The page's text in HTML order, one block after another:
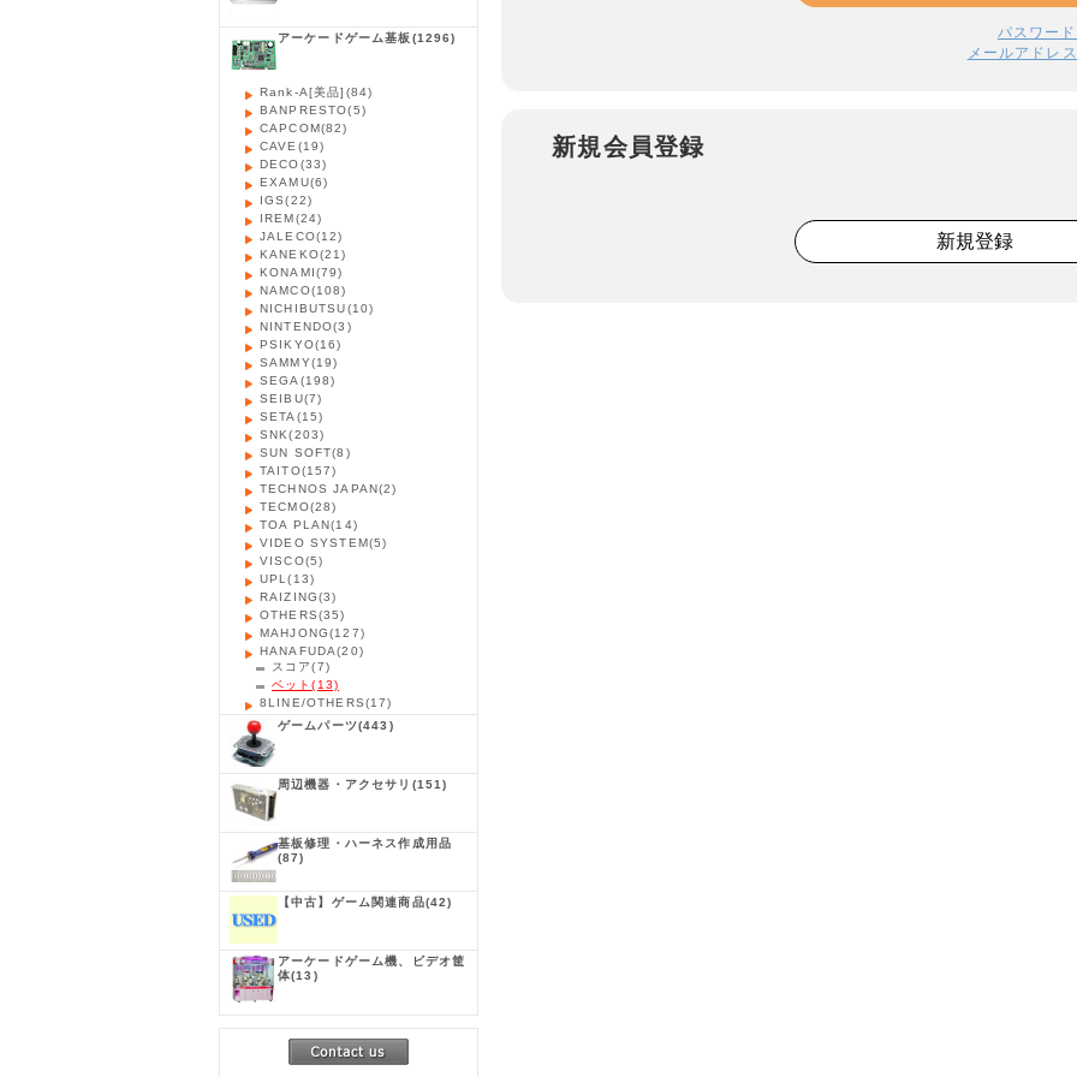
アーケードゲーム基板 (1296)
Rank-A[美品] (84)
BANPRESTO(5)
CAPCOM(82)
CAVE (19)
DECO(33)
EXAMU(6)
IGS(22)
IREM(24)
JALECO(12)
KANEKO(21)
KONAMI(79)
NAMCO(108)
NICHIBUTSU(10)
NINTENDO(3)
PSIKYO(16)
SAMMY(19)
SEGA (198)
SEIBU(7)
SETA (15)
SNK(203)
SUN SOFT(8)
TAITO(157)
TECHNOS JAPAN(2)
TECMO(28)
TOA PLAN(14)
VIDEO SYSTEM(5)
VISCO(5)
UPL(13)
RAIZING(3)
OTHERS(35)
MAHJONG(127)
HANAFUDA(20)
スコア(7)
ベット(13)
8LINE/OTHERS(17)
ゲームパーツ(443)
周辺機器・アクセサリ (151)
基板修理・ハーネス作成用品
(87)
【中古】ゲーム関連商品(42)
アーケードゲーム機、ビデオ筐
体(13)
パスワー
メールアドレ
新規会員登録
新規登録